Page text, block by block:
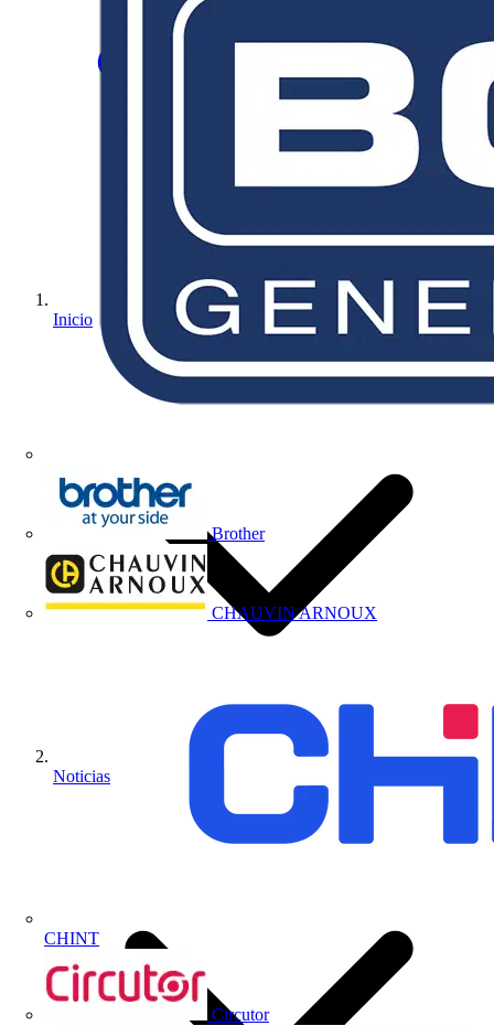
Brother
CHAUVIN ARNOUX
CHINT
Circutor
Inicio
Noticias